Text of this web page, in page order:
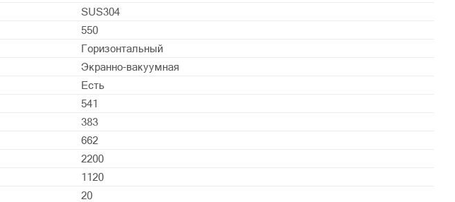
SUS304
550
Горизонтальный
Экранно-вакуумная
Есть
541
383
662
2200
1120
20